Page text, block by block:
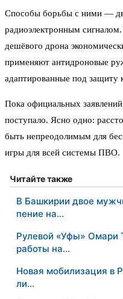
Способы борьбы с ними —
радиоэлектронным
дешёвого дрона
применяют антидроновые
адаптированные под защиту
Пока официальных
поступало. Ясно одно:
быть непреодолимым для
игры для всей системы ПВО.
Читайте также
В Башкирии двое
пение на…
Рулевой «Уфы» Омари
работы на…
Новая мобилизация в
ли…